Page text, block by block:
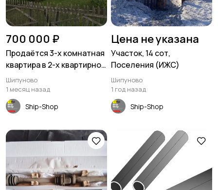
700 000 ₽
Продаётся 3-х комнатная
квартира в 2-х квартирном
доме 52 кв.м с.Быково, ул.
Новая 25 кв.2
Шипуново
1 месяц назад
Ship-Shop
Цена не указана
Участок, 14 сот,
Поселения (ИЖС)
Шипуново
1 год назад
Ship-Shop